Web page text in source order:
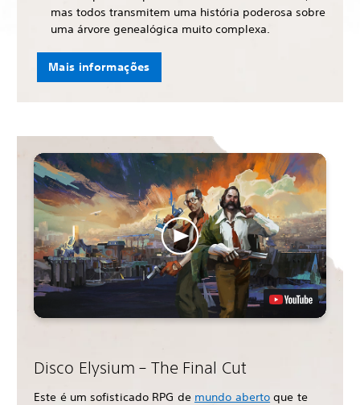
mas todos transmitem uma história poderosa sobre
uma árvore genealógica muito complexa.
Mais informações
Disco Elysium – The Final Cut
Este é um sofisticado RPG de mundo aberto que te